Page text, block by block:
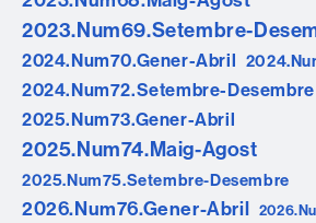
2023.Num69.Setembre-
2024.Num70.Gener-Abril
2024.Num72.Setembre-Desembre
2025.Num73.Gener-Abril
2025.Num74.Maig-Agost
2025.Num75.Setembre-Desembre
2026.Num76.Gener-Abril